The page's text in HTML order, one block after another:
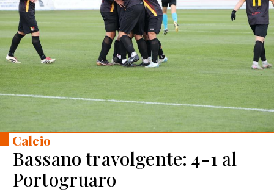
Calcio
Bassano travolgente: 4-1 al
Portogruaro